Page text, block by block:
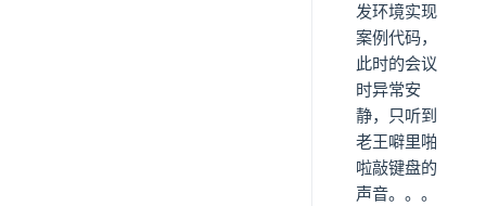
发环境实现
案例代码，
此时的会议
时异常安
静，只听到
老王噼里啪
啦敲键盘的
声音。。。